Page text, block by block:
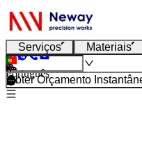
Serviços Materiais
Português
Obter Orçamento